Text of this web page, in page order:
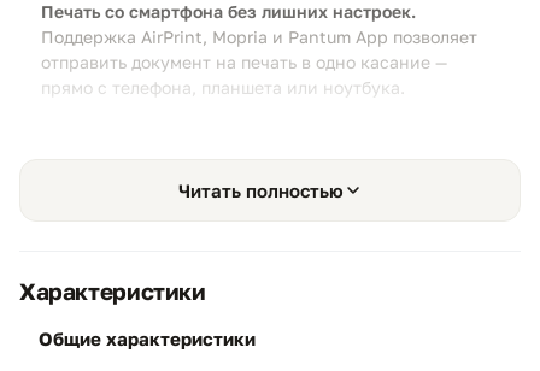
Печать со смартфона без лишних настроек.
Поддержка AirPrint, Mopria и Pantum App позволяет
отправить документ на печать в одно касание —
прямо с телефона, планшета или ноутбука.
печать напрямую со смартфона, планшета
кабельного подключения.
Читать полностью
Характеристики
общие характеристики